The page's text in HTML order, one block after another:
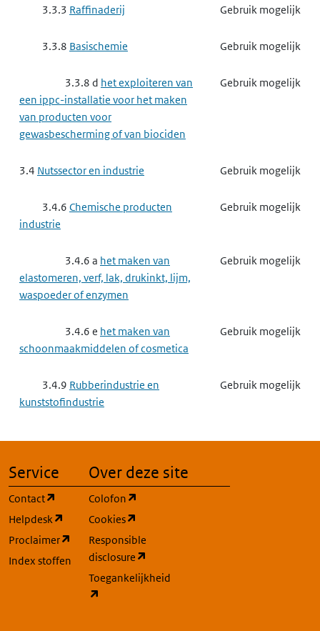
3.3.3 Raffinaderij Gebruik mogelijk
3.3.8 Basischemie Gebruik mogelijk
3.3.8 d het exploiteren van
een ippc-installatie voor het maken
van producten voor
gewasbescherming of van biociden
Gebruik mogelijk
3.4 Nutssector en industrie Gebruik mogelijk
3.4.6 Chemische producten
industrie
Gebruik mogelijk
3.4.6 a het maken van
elastomeren, verf, lak, drukinkt, lijm,
waspoeder of enzymen
Gebruik mogelijk
3.4.6 e het maken van
schoonmaakmiddelen of cosmetica
Gebruik mogelijk
3.4.9 Rubberindustrie en
kunststofindustrie
Gebruik mogelijk
3.4.9 ehet maken van
Gebruik mogelijk
3.7 Dienstverlening, onderwijs en zorg
openbare ruimte
Transport, logistiek en
ondersteuning daarvan
Service
Contact
(opent in een nieuw tabblad)
Helpdesk
(opent in een nieuw tabblad)
Proclaimer
(opent in een nieuw tabblad)
Index stoffen
Over deze site
Colofon
Cookies
Responsible
disclosure
Toegankelijkheid